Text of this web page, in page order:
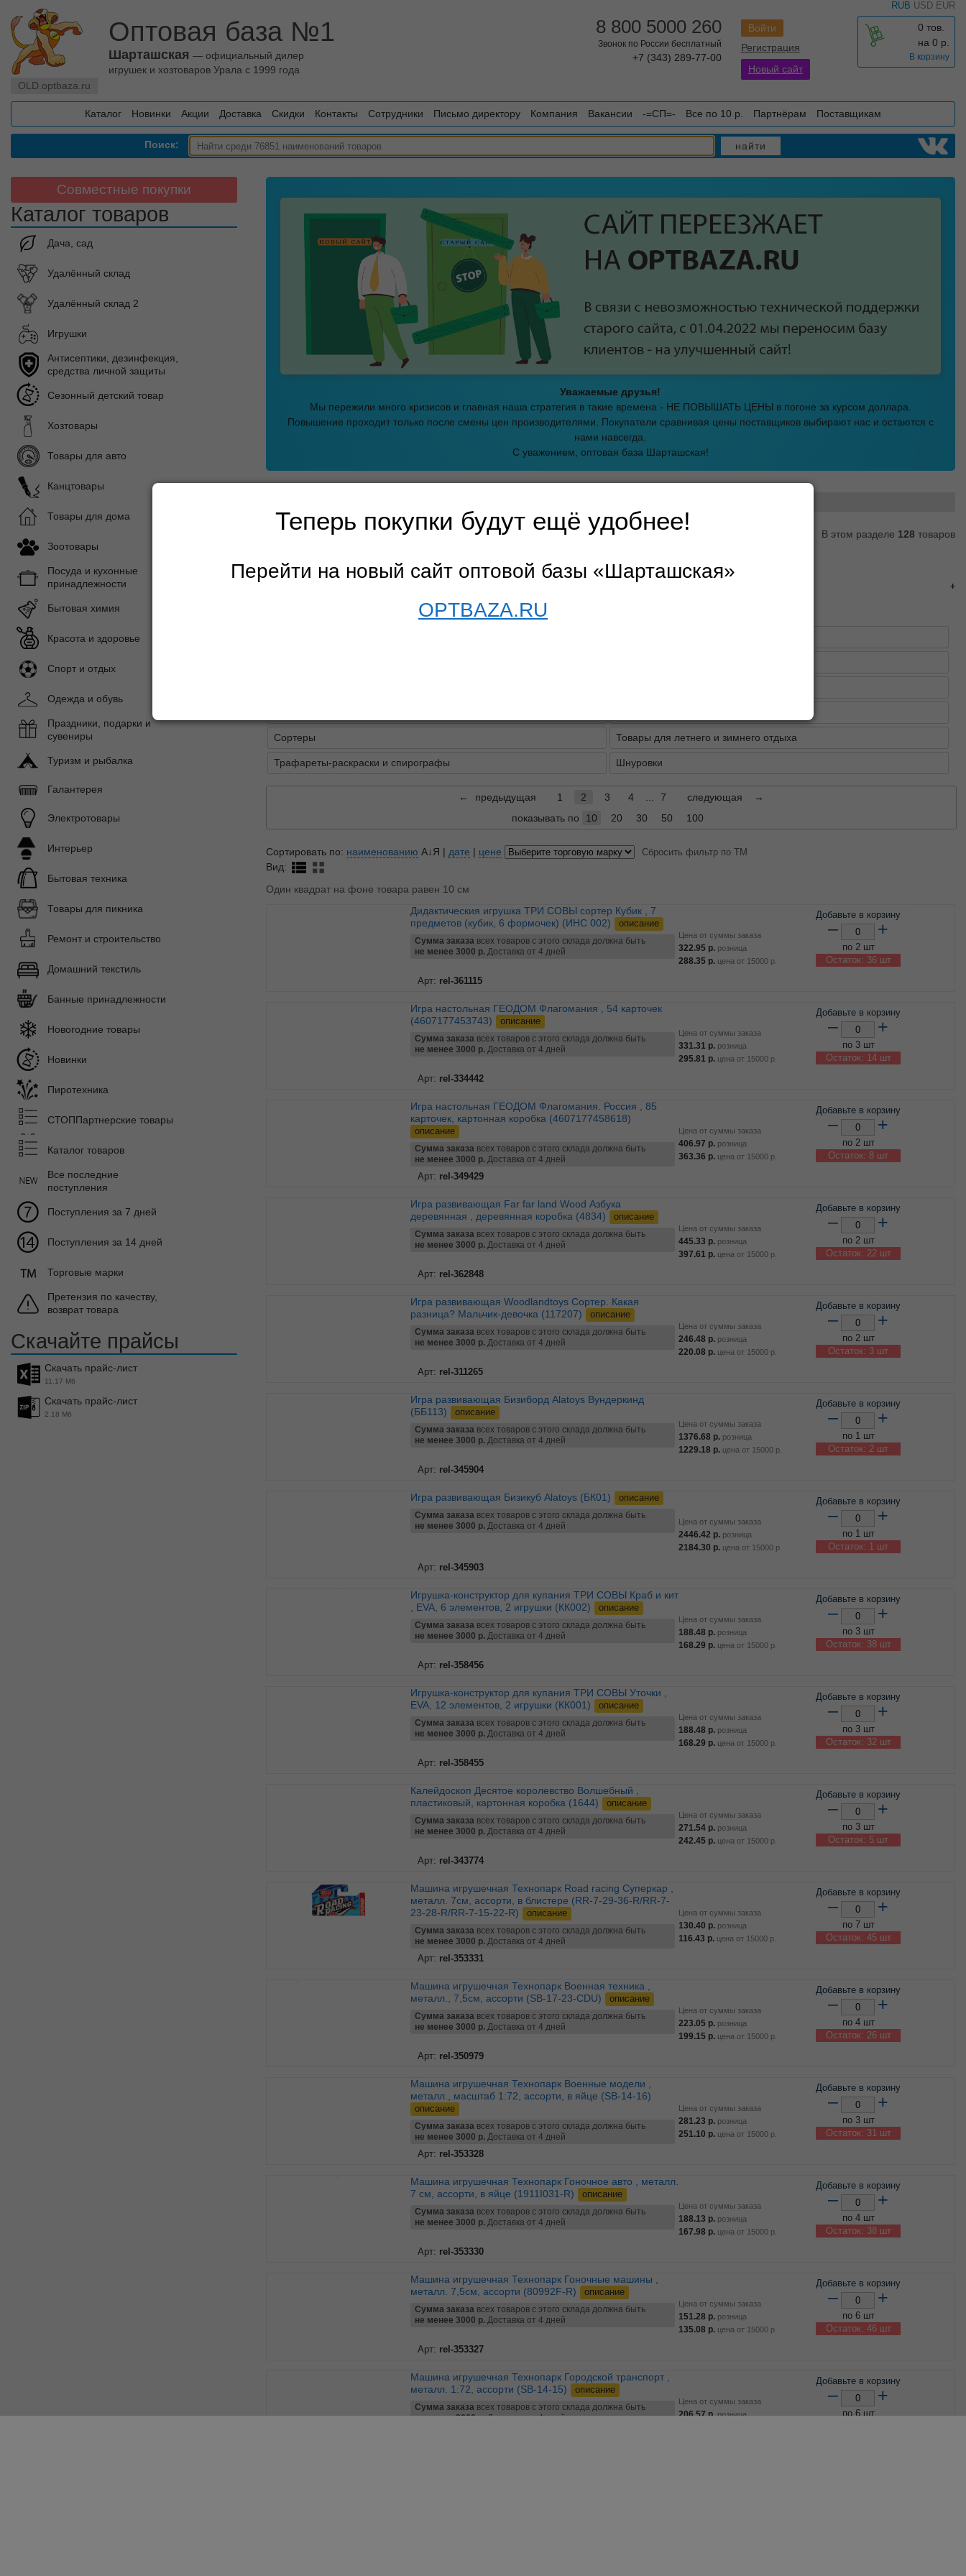
RUB USD EUR
OLD.optbaza.ru
Оптовая база №1
Шарташская — официальный дилер
игрушек и хозтоваров Урала с 1999 года
0 тов.
на 0 р.
В корзину
Войти
Регистрация
Новый сайт
8 800 5000 260
Звонок по России бесплатный
+7 (343) 289-77-00
Каталог Новинки Акции Доставка Скидки Контакты Сотрудники Письмо директору Компания Вакансии -=СП=- Все по 10 р. Партнёрам Поставщикам
Поиск: найти
Теперь покупки будут ещё удобнее!
Перейти на новый сайт оптовой базы «Шарташская»
OPTBAZA.RU
Уважаемые друзья!
Мы пережили много кризисов и главная наша стратегия в такие времена - НЕ ПОВЫШАТЬ ЦЕНЫ в погоне за курсом доллара.
Повышение проходит только после смены цен производителями. Покупатели сравнивая цены поставщиков выбирают нас и остаются с
нами навсегда.
С уважением, оптовая база Шарташская!
В этом разделе 128 товаров
Сортеры Товары для летнего и зимнего отдыха
Трафареты-раскраски и спирографы Шнуровки
← предыдущая 1 2 3 4 7 следующая
→
показывать по
10 20 30 50 100
Сортировать по: наименованию А↓Я | дате | цене Сбросить фильтр по ТМ
Вид:
Один квадрат на фоне товара равен 10 см
Дидактическия игрушка ТРИ СОВЫ сортер Кубик , 7
предметов (кубик, 6 формочек) (ИНС 002)
описание
Сумма заказа всех товаров с этого склада должна быть
не менее 3000 р.Доставка от 4 дней
Арт: rel-361115
Цена от суммы заказа
322.95 р. розница
288.35 р. цена от 15000 р.
Добавьте в корзину
– +
по 2 шт
Остаток: 36 шт
Игра настольная ГЕОДОМ Флагомания , 54 карточек
(4607177453743)
описание
Сумма заказа всех товаров с этого склада должна быть
не менее 3000 р.Доставка от 4 дней
Арт: rel-334442
Цена от суммы заказа
331.31 р. розница
295.81 р. цена от 15000 р.
Добавьте в корзину
– +
по 3 шт
Остаток: 14 шт
Игра настольная ГЕОДОМ Флагомания. Россия , 85
карточек, картонная коробка (4607177458618)
описание
Сумма заказа всех товаров с этого склада должна быть
не менее 3000 р.Доставка от 4 дней
Арт: rel-349429
Цена от суммы заказа
406.97 р. розница
363.36 р. цена от 15000 р.
Добавьте в корзину
– +
по 2 шт
Остаток: 8 шт
Игра развивающая Far far land Wood Азбука
деревянная , деревянная коробка (4834)
описание
Сумма заказа всех товаров с этого склада должна быть
не менее 3000 р.Доставка от 4 дней
Арт: rel-362848
Цена от суммы заказа
445.33 р. розница
397.61 р. цена от 15000 р.
Добавьте в корзину
– +
по 2 шт
Остаток: 22 шт
Игра развивающая Woodlandtoys Сортер. Какая
разница? Мальчик-девочка (117207)
описание
Сумма заказа всех товаров с этого склада должна быть
не менее 3000 р.Доставка от 4 дней
Арт: rel-311265
Цена от суммы заказа
246.48 р. розница
220.08 р. цена от 15000 р.
Добавьте в корзину
– +
по 2 шт
Остаток: 3 шт
Игра развивающая Бизиборд Alatoys Вундеркинд
(ББ113)
описание
Сумма заказа всех товаров с этого склада должна быть
не менее 3000 р.Доставка от 4 дней
Арт: rel-345904
Цена от суммы заказа
1376.68 р. розница
1229.18 р. цена от 15000 р.
Добавьте в корзину
– +
по 1 шт
Остаток: 2 шт
Игра развивающая Бизикуб Alatoys (БК01) описание
Сумма заказа всех товаров с этого склада должна быть
не менее 3000 р.Доставка от 4 дней
Арт: rel-345903
Цена от суммы заказа
2446.42 р. розница
2184.30 р. цена от 15000 р.
Добавьте в корзину
– +
по 1 шт
Остаток: 1 шт
Игрушка-конструктор для купания ТРИ СОВЫ Краб и кит
, EVA, 6 элементов, 2 игрушки (КК002)
описание
Сумма заказа всех товаров с этого склада должна быть
не менее 3000 р.Доставка от 4 дней
Арт: rel-358456
Цена от суммы заказа
188.48 р. розница
168.29 р. цена от 15000 р.
Добавьте в корзину
– +
по 3 шт
Остаток: 38 шт
Игрушка-конструктор для купания ТРИ СОВЫ Уточки ,
EVA, 12 элементов, 2 игрушки (КК001)
описание
Сумма заказа всех товаров с этого склада должна быть
не менее 3000 р.Доставка от 4 дней
Арт: rel-358455
Цена от суммы заказа
188.48 р. розница
168.29 р. цена от 15000 р.
Добавьте в корзину
– +
по 3 шт
Остаток: 32 шт
Калейдоскоп Десятое королевство Волшебный ,
пластиковый, картонная коробка (1644)
описание
Сумма заказа всех товаров с этого склада должна быть
не менее 3000 р.Доставка от 4 дней
Арт: rel-343774
Цена от суммы заказа
271.54 р. розница
242.45 р. цена от 15000 р.
Добавьте в корзину
– +
по 3 шт
Остаток: 5 шт
Машина игрушечная Технопарк Road racing Суперкар ,
металл. 7см, ассорти, в блистере (RR-7-29-36-R/RR-7-
23-28-R/RR-7-15-22-R)
описание
Сумма заказа всех товаров с этого склада должна быть
не менее 3000 р.Доставка от 4 дней
Арт: rel-353331
Цена от суммы заказа
130.40 р. розница
116.43 р. цена от 15000 р.
Добавьте в корзину
– +
по 7 шт
Остаток: 45 шт
Машина игрушечная Технопарк Военная техника ,
металл., 7,5см, ассорти (SB-17-23-CDU)
описание
Сумма заказа всех товаров с этого склада должна быть
не менее 3000 р.Доставка от 4 дней
Арт: rel-350979
Цена от суммы заказа
223.05 р. розница
199.15 р. цена от 15000 р.
Добавьте в корзину
– +
по 4 шт
Остаток: 26 шт
Машина игрушечная Технопарк Военные модели ,
металл., масштаб 1:72, ассорти, в яйце (SB-14-16)
описание
Сумма заказа всех товаров с этого склада должна быть
не менее 3000 р.Доставка от 4 дней
Арт: rel-353328
Цена от суммы заказа
281.23 р. розница
251.10 р. цена от 15000 р.
Добавьте в корзину
– +
по 3 шт
Остаток: 31 шт
Машина игрушечная Технопарк Гоночное авто , металл.
7 см, ассорти, в яйце (1911I031-R)
описание
Сумма заказа всех товаров с этого склада должна быть
не менее 3000 р.Доставка от 4 дней
Арт: rel-353330
Цена от суммы заказа
188.13 р. розница
167.98 р. цена от 15000 р.
Добавьте в корзину
– +
по 4 шт
Остаток: 38 шт
Машина игрушечная Технопарк Гоночные машины ,
металл. 7,5см, ассорти (80992F-R)
описание
Сумма заказа всех товаров с этого склада должна быть
не менее 3000 р.Доставка от 4 дней
Арт: rel-353327
Цена от суммы заказа
151.28 р. розница
135.08 р. цена от 15000 р.
Добавьте в корзину
– +
по 6 шт
Остаток: 46 шт
Машина игрушечная Технопарк Городской транспорт ,
металл. 1:72, ассорти (SB-14-15)
описание
Сумма заказа всех товаров с этого склада должна быть
не менее 3000 р.Доставка от 4 дней
Цена от суммы заказа
206.57р.розница
Добавьте в корзину
– +
по 6 шт
Совместные покупки
Каталог товаров
Дача, сад
Удалённый склад
Удалённый склад 2
Игрушки
Антисептики, дезинфекция,
средства личной защиты
Сезонный детский товар
Хозтовары
Товары для авто
Канцтовары
Товары для дома
Зоотовары
Посуда и кухонные
принадлежности
Бытовая химия
Красота и здоровье
Спорт и отдых
Одежда и обувь
Праздники, подарки и
сувениры
Туризм и рыбалка
Галантерея
Электротовары
Интерьер
Бытовая техника
Товары для пикника
Ремонт и строительство
Домашний текстиль
Банные принадлежности
Новогодние товары
Новинки
Пиротехника
СТОППартнерские товары
Каталог товаров
Все последние
поступления
Поступления за 7 дней
Поступления за 14 дней
Торговые марки
Претензия по качеству,
возврат товара
Скачайте прайсы
Скачать прайс-лист
11.17 Мб
Скачать прайс-лист
2.18 Мб